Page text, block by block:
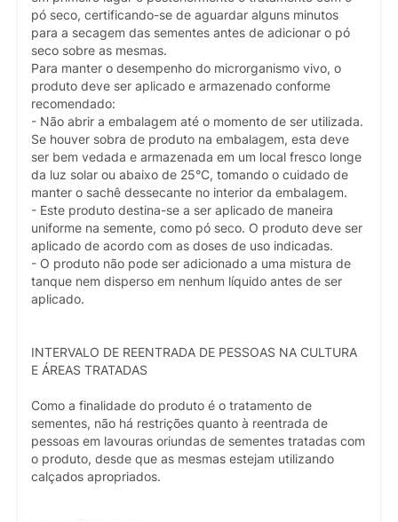
pó seco, certificando-se de aguardar alguns minutos
para a secagem das sementes antes de adicionar o pó
seco sobre as mesmas.
Para manter o desempenho do microrganismo vivo, o
produto deve ser aplicado e armazenado conforme
recomendado:
- Não abrir a embalagem até o momento de ser utilizada.
Se houver sobra de produto na embalagem, esta deve
ser bem vedada e armazenada em um local fresco longe
da luz solar ou abaixo de 25°C, tomando o cuidado de
manter o sachê dessecante no interior da embalagem.
- Este produto destina-se a ser aplicado de maneira
uniforme na semente, como pó seco. O produto deve ser
aplicado de acordo com as doses de uso indicadas.
- O produto não pode ser adicionado a uma mistura de
tanque nem disperso em nenhum líquido antes de ser
aplicado.
INTERVALO DE REENTRADA DE PESSOAS NA CULTURA
E ÁREAS TRATADAS
Como a finalidade do produto é o tratamento de
sementes, não há restrições quanto à reentrada de
pessoas em lavouras oriundas de sementes tratadas com
o produto, desde que as mesmas estejam utilizando
calçados apropriados.